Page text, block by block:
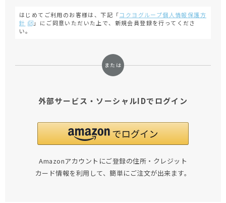
はじめてご利用のお客様は、下記「コクヨグループ個人情報保護方
針
」にご同意いただいた上で、新規会員登録を行ってくださ
い。
外部サービス・ソーシャルIDでログイン
Amazonアカウントにご登録の住所・クレジット
カード情報を利用して、簡単にご注文が出来ます。